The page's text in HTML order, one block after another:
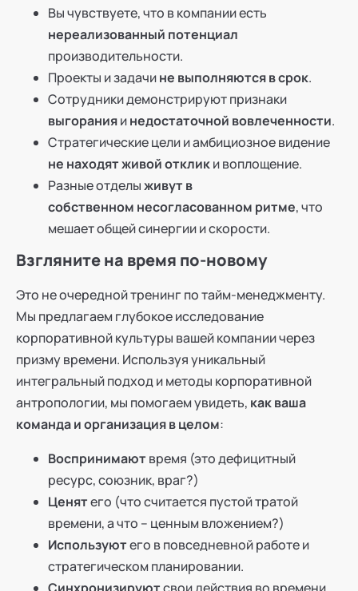
Вы чувствуете, что в компании есть
нереализованный потенциал
производительности.
Проекты и задачине выполняются в срок.
Сотрудники демонстрируют признаки
выгоранияинедостаточной вовлеченности.
Стратегические цели и амбициозное видение
не находят живой отклики воплощение.
Разные отделыживут в
собственном несогласованном ритме, что
мешает общей синергии и скорости.
Взгляните на время по-новому
Это не очередной тренинг по тайм-менеджменту.
Мы предлагаем глубокое исследование
корпоративной культуры вашей компании через
призму времени. Используя уникальный
интегральный подход и методы корпоративной
антропологии, мы помогаем увидеть, как ваша
команда и организация в целом:
Воспринимают время (это дефицитный
ресурс, союзник, враг?)
Ценятего (что считается пустой тратой
времени, а что – ценным вложением?)
Используютего в повседневной работе и
стратегическом планировании.